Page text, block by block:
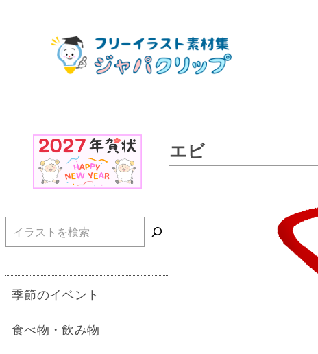
エビ
検索
季節のイベント
食べ物・飲み物